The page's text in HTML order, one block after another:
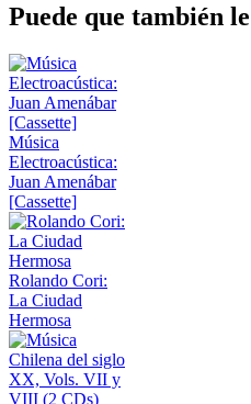
Puede que también
Música
Electroacústica:
Juan Amenábar
[Cassette]
Rolando Cori:
La Ciudad
Hermosa